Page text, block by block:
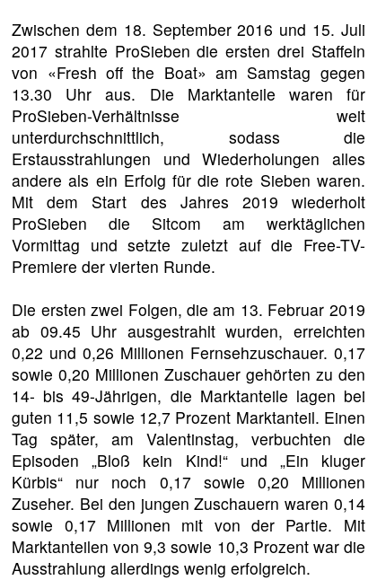
Zwischen dem 18. September 2016 und 15. Juli
2017 strahlte ProSieben die ersten drei Staffeln
von «Fresh off the Boat» am Samstag gegen
13.30 Uhr aus. Die Marktanteile waren für
ProSieben-Verhältnisse weit
unterdurchschnittlich, sodass die
Erstausstrahlungen und Wiederholungen alles
andere als ein Erfolg für die rote Sieben waren.
Mit dem Start des Jahres 2019 wiederholt
ProSieben die Sitcom am werktäglichen
Vormittag und setzte zuletzt auf die Free-TV-
Premiere der vierten Runde.
Die ersten zwei Folgen, die am 13. Februar 2019
ab 09.45 Uhr ausgestrahlt wurden, erreichten
0,22 und 0,26 Millionen Fernsehzuschauer. 0,17
sowie 0,20 Millionen Zuschauer gehörten zu den
14- bis 49-Jährigen, die Marktanteile lagen bei
guten 11,5 sowie 12,7 Prozent Marktanteil. Einen
Tag später, am Valentinstag, verbuchten die
Episoden „Bloß kein Kind!“ und „Ein kluger
Kürbis“ nur noch 0,17 sowie 0,20 Millionen
Zuseher. Bei den jungen Zuschauern waren 0,14
sowie 0,17 Millionen mit von der Partie. Mit
Marktanteilen von 9,3 sowie 10,3 Prozent war die
Ausstrahlung allerdings wenig erfolgreich.